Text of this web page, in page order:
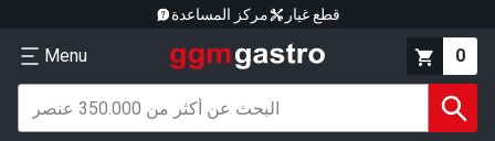
مركز المساعدة قطع غيار
Menu 0